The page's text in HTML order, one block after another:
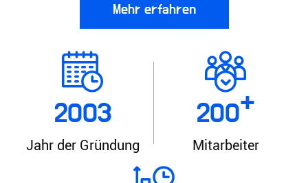
Mehr erfahren
2003
Jahr der Gründung
200+
Mitarbeiter